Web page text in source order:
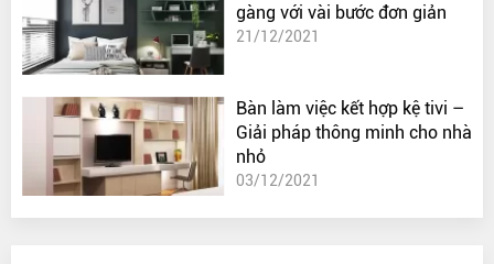
gàng với vài bước đơn giản
21/12/2021
Bàn làm việc kết hợp kệ tivi –
Giải pháp thông minh cho nhà
nhỏ
03/12/2021